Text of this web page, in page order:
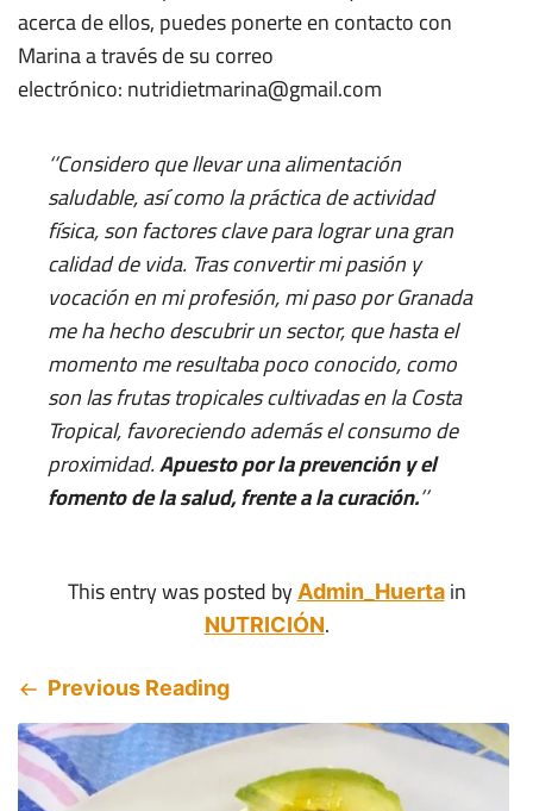
acerca de ellos, puedes ponerte en contacto con
Marina a través de su correo
electrónico: nutridietmarina@gmail.com
‘’Considero que llevar una alimentación
saludable, así como la práctica de actividad
física, son factores clave para lograr una gran
calidad de vida. Tras convertir mi pasión y
vocación en mi profesión, mi paso por Granada
me ha hecho descubrir un sector, que hasta el
momento me resultaba poco conocido, como
son las frutas tropicales cultivadas en la Costa
Tropical, favoreciendo además el consumo de
proximidad.Apuesto por la prevención y el
fomento de la salud, frente a la curación.’’
This entry was posted byAdmin_Huertain
NUTRICIÓN.
Previous Reading